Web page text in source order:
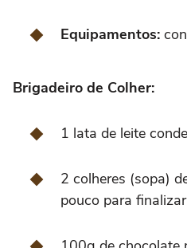
Equipamentos:
Brigadeiro de Colher:
1 lata de leite
2 colheres (sopa)
pouco para